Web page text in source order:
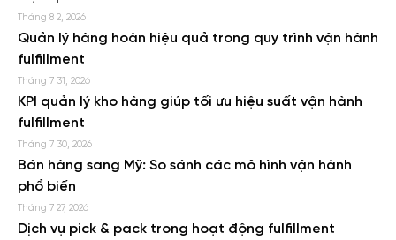
Tháng 8 2, 2026
Quản lý hàng hoàn hiệu quả trong quy trình vận hành
fulfillment
Tháng 7 31, 2026
KPI quản lý kho hàng giúp tối ưu hiệu suất vận hành
fulfillment
Tháng 7 30, 2026
Bán hàng sang Mỹ: So sánh các mô hình vận hành
phổ biến
Tháng 7 27, 2026
Dịch vụ pick & pack trong hoạt động fulfillment